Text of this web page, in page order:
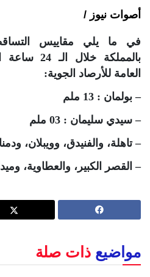
أصوات نيوز /
في ما يلي مقاييس
بالمملكة
العامة للأرصاد الجوية:
– بولمان : 13 ملم
– سيدي سليمان : 03 ملم
– تاهلة، والفنيدق، وويبلان، ودمنات :
– القصر الكبير، والعطاوية،
مواضيع ذات صلة